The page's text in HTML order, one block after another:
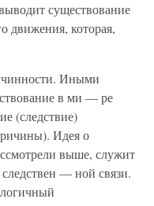
существование
движения, которая,
Иными
в ми — ре
(следствие)
Идея о
выше, служит
— ной связи.